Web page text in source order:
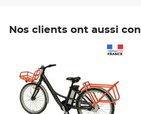
Nos clients ont aussi